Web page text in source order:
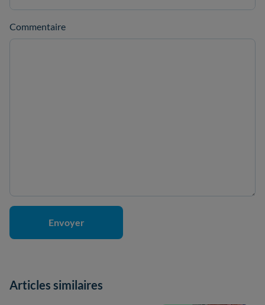
Commentaire
Articles similaires